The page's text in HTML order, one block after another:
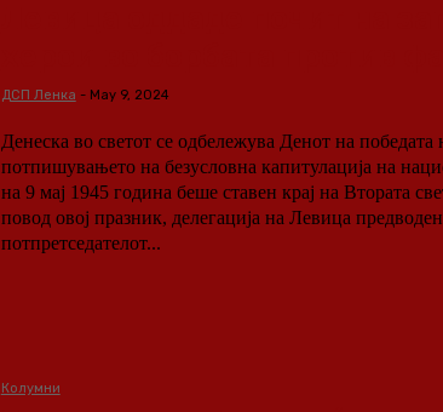
ДСП Ленка - May 9, 2024
Денеска во светот се одбележува Денот на
потпишувањето на безусловна капитулација на
на 9 мај 1945 година беше ставен крај на Втората
повод овој празник, делегација на Левица
потпретседателот...
Колумни